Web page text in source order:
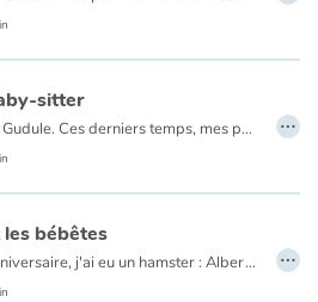
sitter
Je m’appelle Gudule. Ces derniers temps, mes parents ont décidé de me donner du souci, on dirait. L’autre soir, ils sont allés à l’Opéra ! Tout seuls ! En nous laissant, mon petit frère et moi, avec une baby-sitter ! Une fille qu’on n’avait jamais vue ! Mes amis de l’école m’ont prévenue : Les baby-sitters, il faut s’en méfier… Je peux vous dire que je vais l’avoir à l’œil, la baby-sitter ! …
bébêtes
Pour mon anniversaire, j'ai eu un hamster : Albert. Je l'aime à la folie. Le problème, c'est que Gaston, mon petit frère veut toujours s'en occuper. Gaston fait n'importe quoi avec mon hamster. Albert risque sa vie. Alors j'ai pris ma tirelire-cochon et j'ai décidé d'acheter un autre animal à Gaston sans imaginer que cette histoire de bébêtes allait entraîner autant de bébêtises ! …